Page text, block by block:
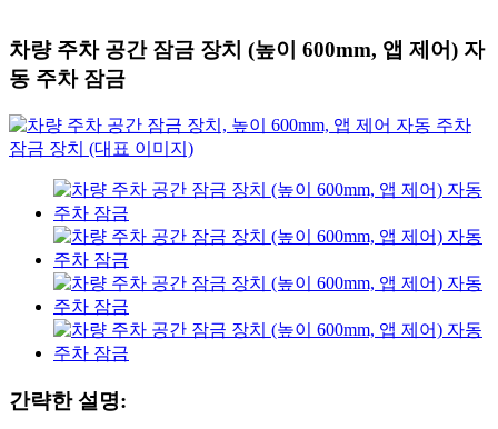
차량 주차 공간 잠금 장치 (높이 600mm, 앱 제어) 자
동 주차 잠금
간략한 설명: